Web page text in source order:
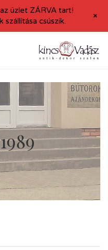
üzlet ZÁRVA tart!
szállítása csúszik.
+